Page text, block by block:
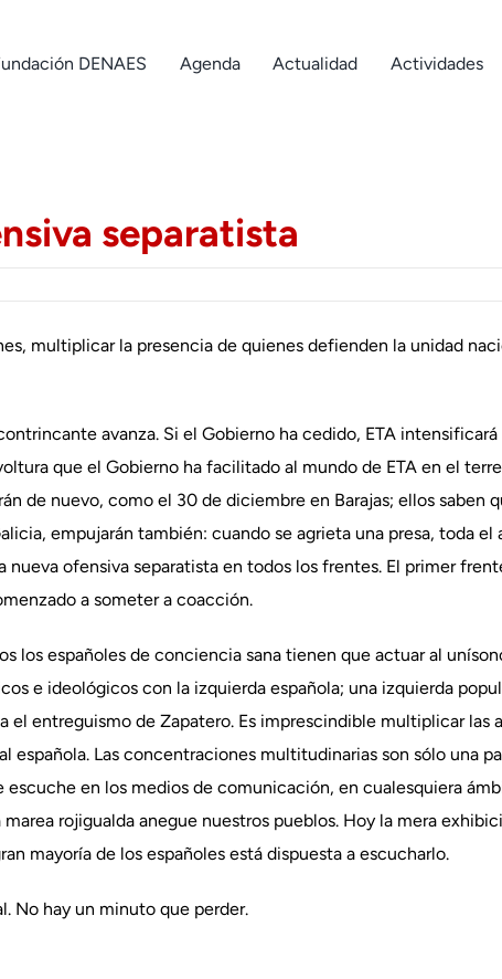
DENAES Agenda Actualidad Actividades
separatista
multiplicar la presencia de quienes defienden la unidad
avanza. Si el Gobierno ha cedido, ETA
que el Gobierno ha facilitado al mundo de ETA en el
de nuevo, como el 30 de diciembre en Barajas; ellos saben
empujarán también: cuando se agrieta una presa, toda
nueva ofensiva separatista en todos los frentes. El primer
a someter a coacción.
los españoles de conciencia sana tienen que actuar al
e ideológicos con la izquierda española; una izquierda
el entreguismo de Zapatero. Es imprescindible multiplicar las
española. Las concentraciones multitudinarias son sólo una
en los medios de comunicación, en cualesquiera
marea rojigualda anegue nuestros pueblos. Hoy la mera
mayoría de los españoles está dispuesta a escucharlo.
No hay un minuto que perder.